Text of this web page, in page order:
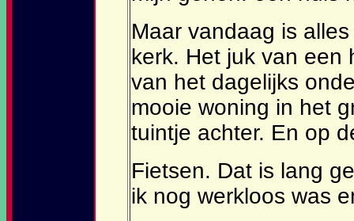
Maar vandaag is
kerk. Het juk van een
van het dagelijks
mooie woning in het
tuintje achter. En op
Fietsen. Dat is lang
ik nog werkloos was